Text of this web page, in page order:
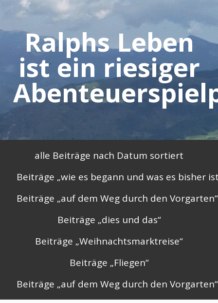
Skip
contentRalphs Leben
ist ein riesiger
Primary
Menu
alle Beiträge nach Datum sortiert
Beiträge „wie es begann und was es bisher
Beiträge „auf dem Weg durch den Vorgarten“
Beiträge „dies und das“
Beiträge „Weihnachtsmarktreise“
Beiträge „Fliegen“
Beiträge „auf dem Weg durch den Vorgarten“